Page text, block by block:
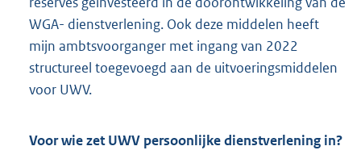
WGA- dienstverlening. Ook deze middelen heeft
mijn ambtsvoorganger met ingang van 2022
structureel toegevoegd aan de uitvoeringsmiddelen
voor UWV.
Voor wie zet UWV persoonlijke dienstverlening in?